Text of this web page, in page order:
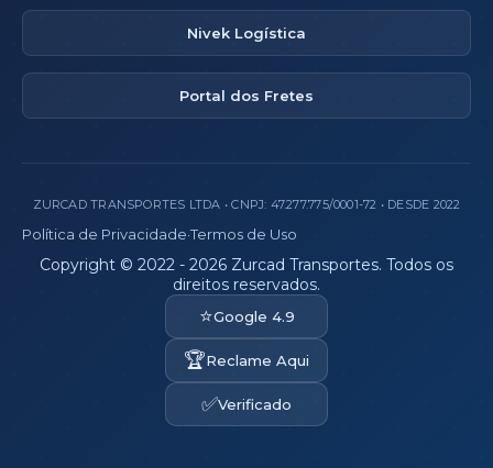
Nivek Logística
Portal dos Fretes
ZURCAD TRANSPORTES LTDA • CNPJ: 47.277.775/0001-72 • DESDE 2022
Política de Privacidade·Termos de Uso
Copyright © 2022 - 2026 Zurcad Transportes. Todos os
direitos reservados.
⭐Google 4.9
🏆Reclame Aqui
✅Verificado